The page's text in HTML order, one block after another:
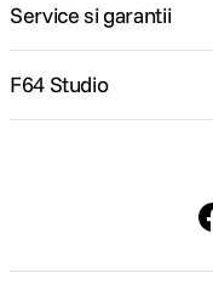
Service si garantii
F64 Studio